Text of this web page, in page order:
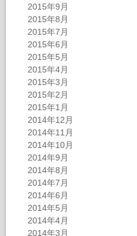
2015年9月
2015年8月
2015年7月
2015年6月
2015年5月
2015年4月
2015年3月
2015年2月
2015年1月
2014年12月
2014年11月
2014年10月
2014年9月
2014年8月
2014年7月
2014年6月
2014年5月
2014年4月
2014年3月